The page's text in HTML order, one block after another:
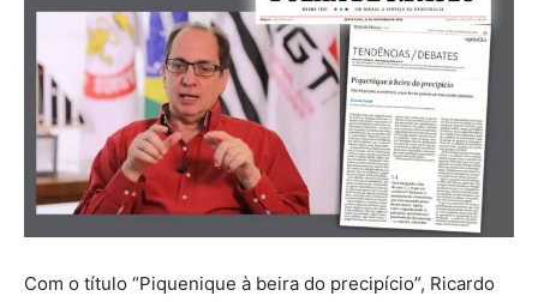
Com o título “Piquenique à beira do precipício”, Ricardo